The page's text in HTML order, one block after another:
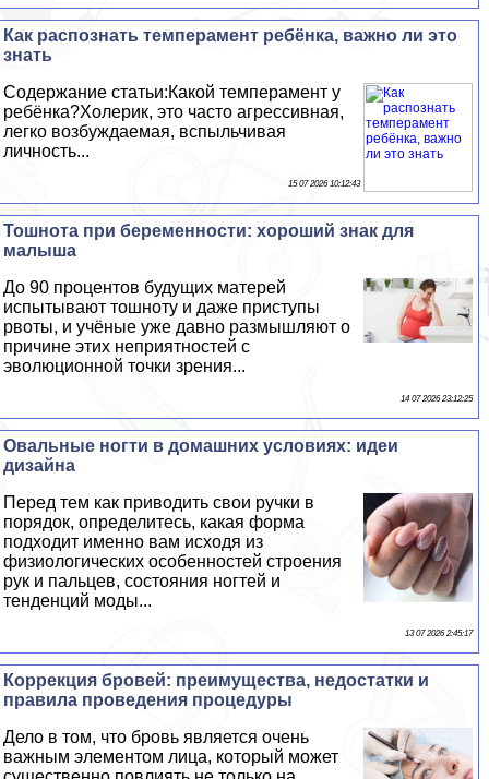
Как распознать темперамент ребёнка, важно ли это
знать
Содержание статьи:Какой темперамент у
ребёнка?Холерик, это часто агрессивная,
легко возбуждаемая, вспыльчивая
личность...
15 07 2026 10:12:43
Тошнота при беременности: хороший знак для
малыша
До 90 процентов будущих матерей
испытывают тошноту и даже приступы
рвоты, и учёные уже давно размышляют о
причине этих неприятностей с
эволюционной точки зрения...
14 07 2026 23:12:25
Овальные ногти в домашних условиях: идеи
дизайна
Перед тем как приводить свои ручки в
порядок, определитесь, какая форма
подходит именно вам исходя из
физиологических особенностей строения
рук и пальцев, состояния ногтей и
тенденций моды...
13 07 2026 2:45:17
Коррекция бровей: преимущества, недостатки и
правила проведения процедуры
Дело в том, что бровь является очень
важным элементом лица, который может